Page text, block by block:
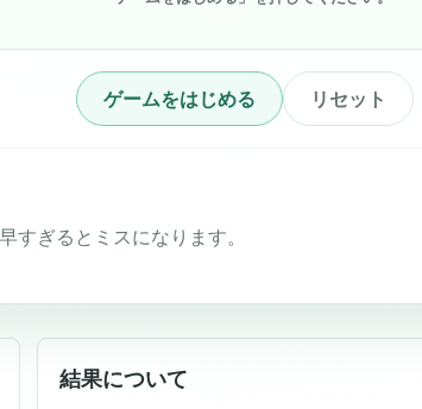
ゲームをはじめる リセット
すぎるとミスになります。
結果について